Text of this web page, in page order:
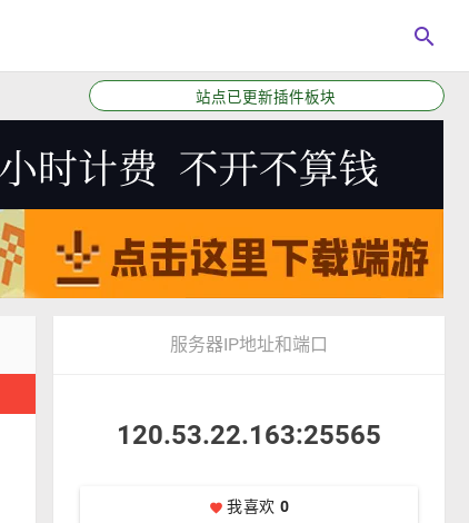
search
站点已更新插件板块
服务器IP地址和端口
120.53.22.163:25565
favorite 我喜欢 0